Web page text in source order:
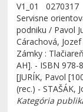
V1_01 0270317
Servisne
podniku / Pavol
Cárachová,
Zámky :
AH]. - ISBN 978-
[JURÍK, Pavol
(rec.) - STAŠÁK,
Kategória